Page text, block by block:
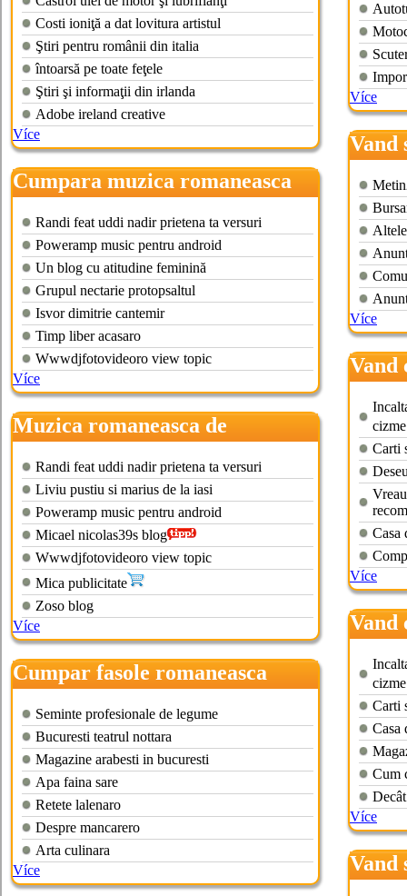
Costi ioniţă a dat lovitura artistul
Ştiri pentru românii din italia
întoarsă pe toate feţele
Ştiri şi informaţii din irlanda
Adobe ireland creative
Více
Cumpara muzica romaneasca
Randi feat uddi nadir prietena ta versuri
Poweramp music pentru android
Un blog cu atitudine feminină
Grupul nectarie protopsaltul
Isvor dimitrie cantemir
Timp liber acasaro
Wwwdjfotovideoro view topic
Více
Muzica romaneasca de
cumparat
Randi feat uddi nadir prietena ta versuri
Liviu pustiu si marius de la iasi
Poweramp music pentru android
Micael nicolas39s blog
Wwwdjfotovideoro view topic
Mica publicitate
Zoso blog
Více
Cumpar fasole romaneasca
Seminte profesionale de legume
Bucuresti teatrul nottara
Magazine arabesti in bucuresti
Apa faina sare
Retete lalenaro
Despre mancarero
Arta culinara
Více
Více
Vand
Více
Vand
Carti
Casa
Více
Vand
Carti
Casa
Cum
Více
Vand